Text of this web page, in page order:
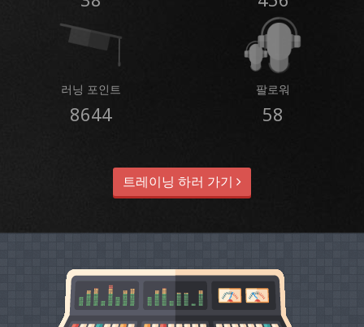
러닝 포인트
8644
팔로워
58
트레이닝 하러 가기